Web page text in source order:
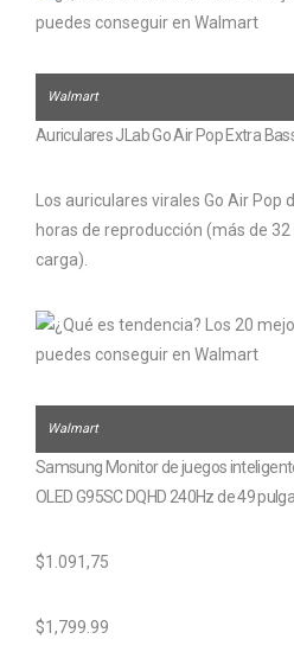
Walmart
Auriculares JLab Go Air Pop Extra
Los auriculares virales Go Air Pop
horas de reproducción (más de
carga).
Walmart
Samsung Monitor de juegos
OLED G95SC DQHD 240Hz de 49
$1.091,75
$1,799.99